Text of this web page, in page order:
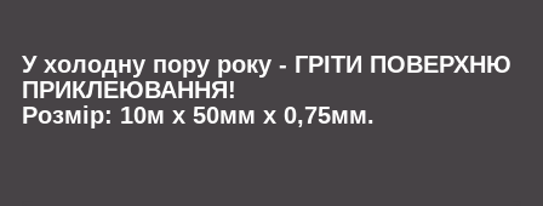
У холодну пору року - ГРІТИ ПОВЕРХНЮ
ПРИКЛЕЮВАННЯ!
Розмір: 10м х 50мм х 0,75мм.